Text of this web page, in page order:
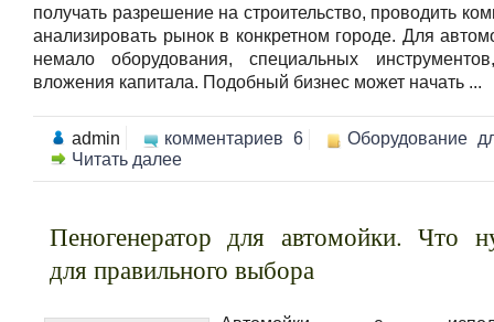
получать разрешение на строительство, проводить
анализировать рынок в конкретном городе. Для
немало оборудования, специальных
вложения капитала. Подобный бизнес может начать ...
admin комментариев 6
Оборудование
Читать далее
Пеногенератор для автомойки. Что
для правильного выбора